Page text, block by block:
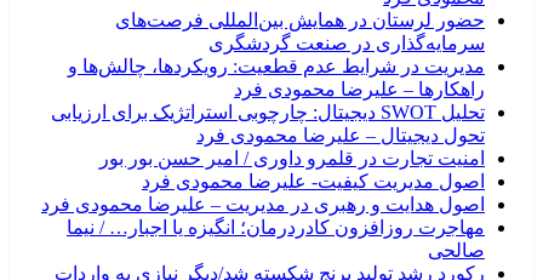
حضور لرستان در همایش بین‌المللی فرصت‌های
سرمایه‌گذاری در صنعت گردشگری
مدیریت در شرایط عدم قطعیت: رویکردها، چالش‌ها و
راهکارها – علیرضا محمودی فرد
تحلیل SWOT دیجیتال: چارچوبی استراتژیک برای ارزیابی
تحول دیجیتال – علیرضا محمودی فرد
امنیت تجارت در قلمرو داوری / امیر حسن بور بور
اصول مدیریت کیفیت- علیرضا محمودی فرد
اصول هدایت و رهبری در مدیریت – علیرضا محمودی فرد
مهاجرت روزافزون کادردرمان؛ انگیزه یا اجبار… / نیما
صالحی
رکورد رشد تولید برنج شکسته شد/دیگر نیازی به واردات